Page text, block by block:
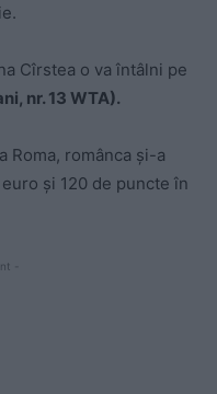
Cîrstea o va întâlni pe
nr. 13 WTA).
Roma, românca și-a
și 120 de puncte în
-